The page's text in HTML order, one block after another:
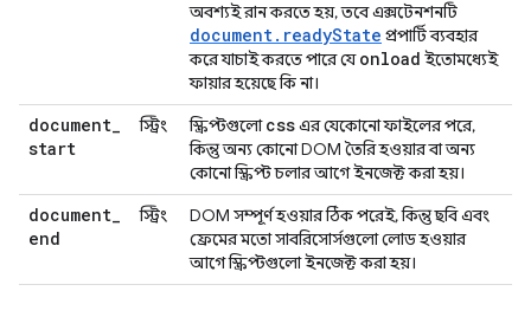
অবশ্যই রান করতে হয়, তবে এক্সটেনশনটি
document.readyState প্রপার্টি ব্যবহার
করে যাচাই করতে পারে যেonload ইতোমধ্যেই
ফায়ার হয়েছে কি না।
document_
start
স্ট্রিং স্ক্রিপ্টগুলোcssএর যেকোনো ফাইলের পরে,
কিন্তু অন্য কোনো DOM তৈরি হওয়ার বা অন্য
কোনো স্ক্রিপ্ট চলার আগে ইনজেক্ট করা হয়।
document_
end
স্ট্রিং
DOM সম্পূর্ণ হওয়ার ঠিক পরেই, কিন্তু ছবি এবং
ফ্রেমের মতো সাবরিসোর্সগুলো লোড হওয়ার
আগে স্ক্রিপ্টগুলো ইনজেক্ট করা হয়।